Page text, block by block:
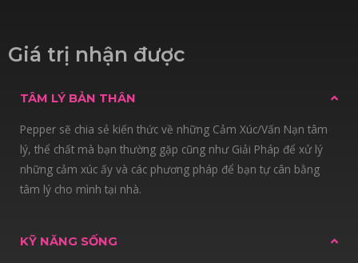
Giá trị nhận được
TÂM LÝ BẢN THÂN
Pepper sẽ chia sẻ kiến thức về những Cảm Xúc/Vấn Nạn tâm
lý, thể chất mà bạn thường gặp cũng như Giải Pháp để xử lý
những cảm xúc ấy và các phương pháp để bạn tự cân bằng
tâm lý cho mình tại nhà.
KỸ NĂNG SỐNG